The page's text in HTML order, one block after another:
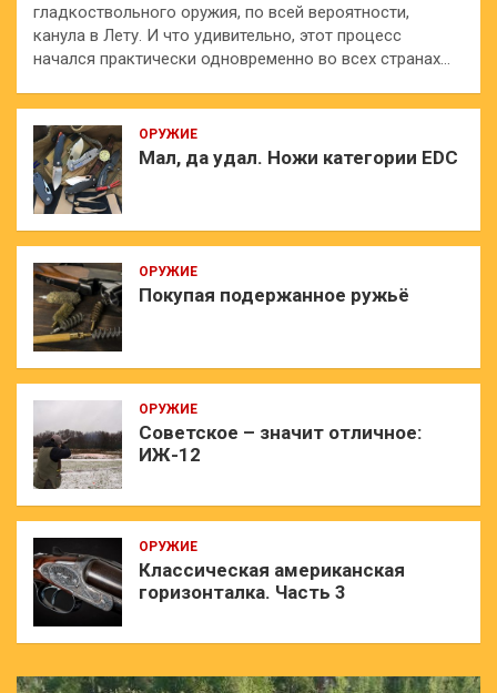
гладкоствольного оружия, по всей вероятности,
канула в Лету. И что удивительно, этот процесс
начался практически одновременно во всех странах…
ОРУЖИЕ
Мал, да удал. Ножи категории EDC
ОРУЖИЕ
Покупая подержанное ружьё
ОРУЖИЕ
Советское – значит отличное:
ИЖ-12
ОРУЖИЕ
Классическая американская
горизонталка. Часть 3